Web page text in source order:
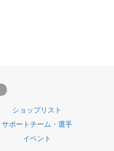
ショップリスト
サポートチーム・選手
イベント